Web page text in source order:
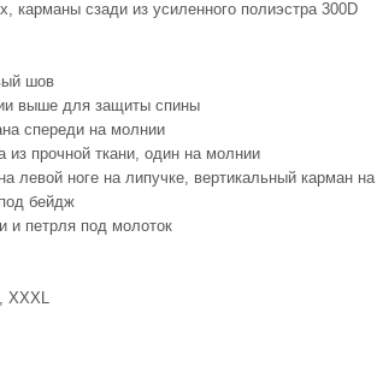
карманы сзади из усиленного полиэстра 300D
шов
выше для защиты спины
спереди на молнии
из прочной ткани, один на молнии
левой ноге на липучке, вертикальный карман на
бейдж
и петрля под молоток
XXXL